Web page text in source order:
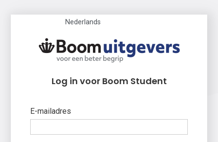
Nederlands
Log in voor Boom Student
E-mailadres